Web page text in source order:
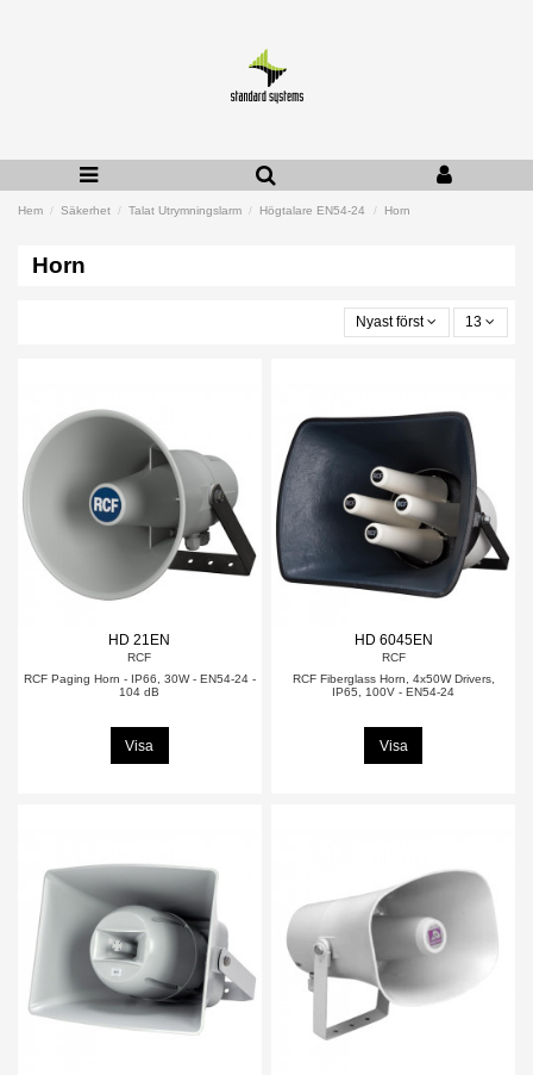
Hem Säkerhet Talat Utrymningslarm Högtalare EN54-24 Horn
Horn
Nyast först 13
HD 21EN
RCF
RCF Paging Horn - IP66, 30W - EN54-24 -
104 dB
Visa
HD 6045EN
RCF
RCF Fiberglass Horn, 4x50W Drivers,
IP65, 100V - EN54-24
Visa